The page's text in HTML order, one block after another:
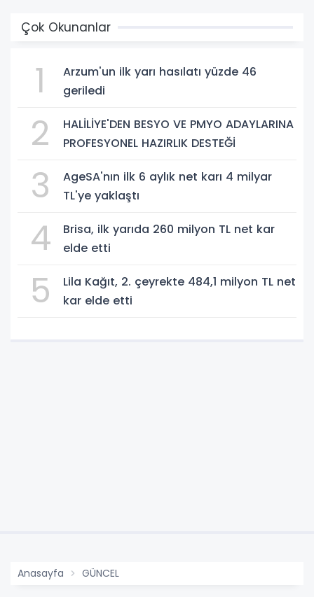
Çok Okunanlar
1
Arzum'un ilk yarı hasılatı yüzde 46
geriledi
2
HALİLİYE'DEN BESYO VE PMYO ADAYLARINA
PROFESYONEL HAZIRLIK DESTEĞİ
3
AgeSA'nın ilk 6 aylık net karı 4 milyar
TL'ye yaklaştı
4
Brisa, ilk yarıda 260 milyon TL net kar
elde etti
5
Lila Kağıt, 2. çeyrekte 484,1 milyon TL net
kar elde etti
Anasayfa GÜNCEL